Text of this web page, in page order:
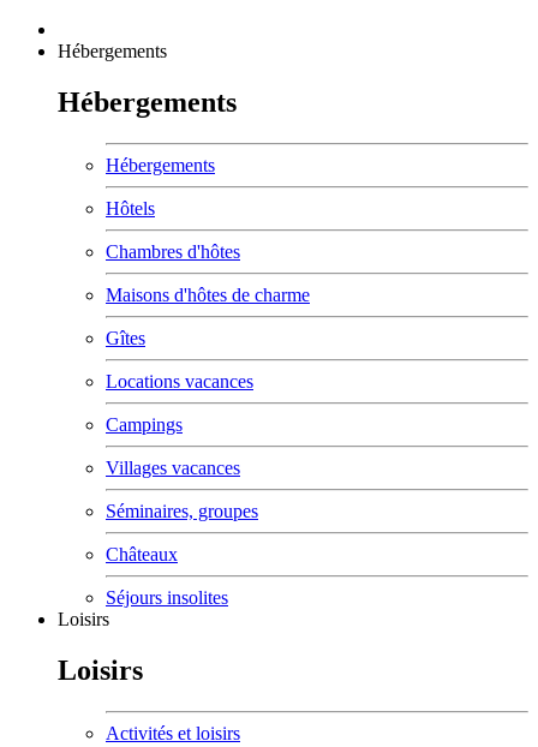
Hébergements
Hébergements
Hébergements
Hôtels
Chambres d'hôtes
Maisons d'hôtes de charme
Gîtes
Locations vacances
Campings
Villages vacances
Séminaires, groupes
Châteaux
Séjours insolites
Loisirs
Loisirs
Activités et loisirs